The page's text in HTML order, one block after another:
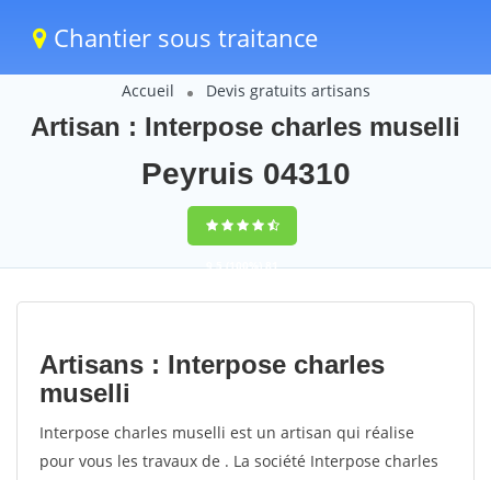
Chantier sous traitance
Accueil Devis gratuits artisans
Artisan : Interpose charles muselli
Peyruis 04310
9,5(100%)81
votes
Artisans : Interpose charles
muselli
Interpose charles muselli est un artisan qui réalise
pour vous les travaux de . La société Interpose charles